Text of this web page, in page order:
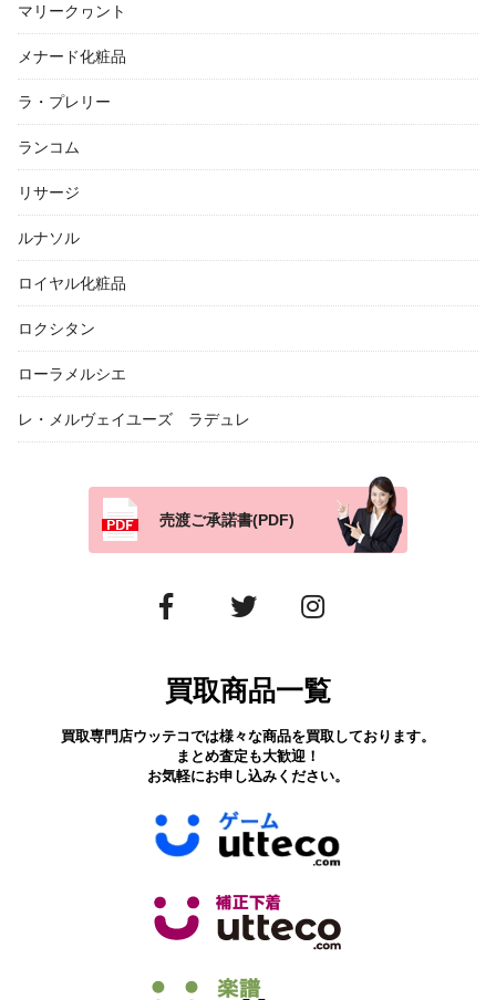
マリークヮント
メナード化粧品
ラ・プレリー
ランコム
リサージ
ルナソル
ロイヤル化粧品
ロクシタン
ローラメルシエ
レ・メルヴェイユーズ ラデュレ
売渡ご承諾書(PDF)
買取商品一覧
買取専門店ウッテコでは様々な商品を買取しております。
まとめ査定も大歓迎！
お気軽にお申し込みください。